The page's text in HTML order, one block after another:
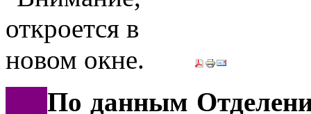
По данным